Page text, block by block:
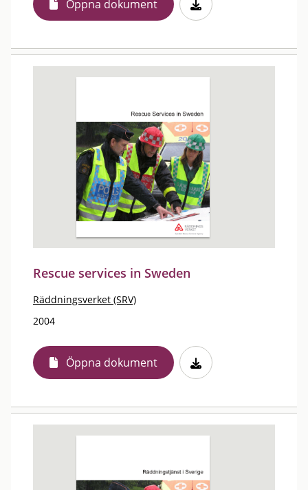
Öppna dokument
Rescue services in Sweden
Räddningsverket (SRV)
2004
Öppna dokument